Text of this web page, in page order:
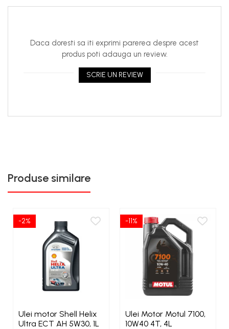
Daca doresti sa iti exprimi parerea despre acest
produs poti adauga un review.
SCRIE UN REVIEW
Produse similare
-2%
Ulei motor Shell Helix
Ultra ECT AH 5W30, 1L
-11%
Ulei Motor Motul 7100,
10W40 4T, 4L